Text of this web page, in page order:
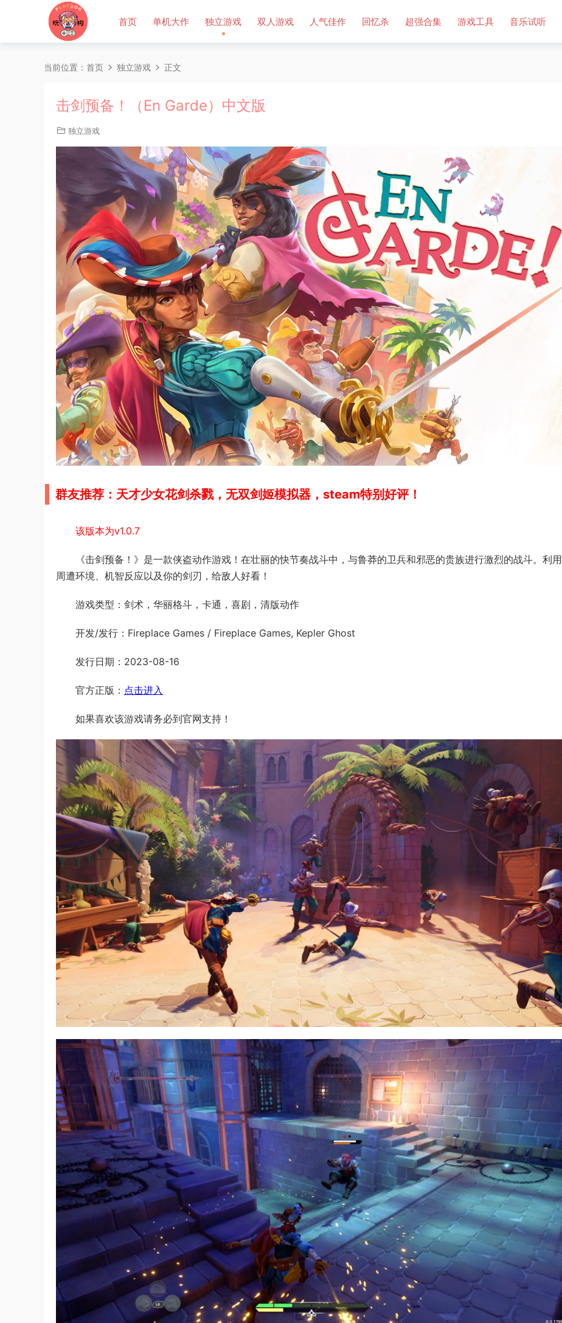
首页 单机大作 独立游戏 双人游戏 人气佳作 回忆杀 超强合集 游戏工具 音乐试听
当前位置： 首页 独立游戏 正文
击剑预备！（En Garde）中文版
独立游戏
群友推荐：天才少女花剑杀戮，无双剑姬模拟器，steam特别好评！
该版本为v1.0.7
《击剑预备！》是一款侠盗动作游戏！在壮丽的快节奏战斗中，与鲁莽的卫兵和邪恶的贵族进行激烈的战斗。利用
周遭环境、机智反应以及你的剑刃，给敌人好看！
游戏类型：剑术，华丽格斗，卡通，喜剧，清版动作
开发/发行：Fireplace Games / Fireplace Games, Kepler Ghost
发行日期：2023-08-16
官方正版： 点击进入
如果喜欢该游戏请务必到官网支持！